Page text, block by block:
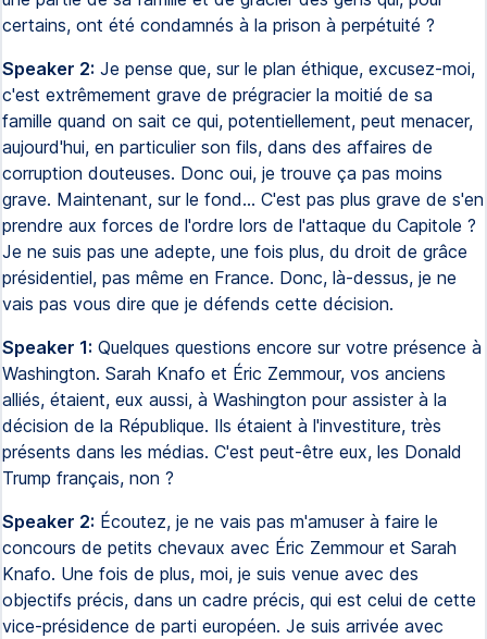
certains, ont été condamnés à la prison à perpétuité ?
Speaker 2: Je pense que, sur le plan éthique, excusez-moi,
c'est extrêmement grave de prégracier la moitié de sa
famille quand on sait ce qui, potentiellement, peut menacer,
aujourd'hui, en particulier son fils, dans des affaires de
corruption douteuses. Donc oui, je trouve ça pas moins
grave. Maintenant, sur le fond... C'est pas plus grave de s'en
prendre aux forces de l'ordre lors de l'attaque du Capitole ?
Je ne suis pas une adepte, une fois plus, du droit de grâce
présidentiel, pas même en France. Donc, là-dessus, je ne
vais pas vous dire que je défends cette décision.
Speaker 1: Quelques questions encore sur votre présence à
Washington. Sarah Knafo et Éric Zemmour, vos anciens
alliés, étaient, eux aussi, à Washington pour assister à la
décision de la République. Ils étaient à l'investiture, très
présents dans les médias. C'est peut-être eux, les Donald
Trump français, non ?
Speaker 2: Écoutez, je ne vais pas m'amuser à faire le
concours de petits chevaux avec Éric Zemmour et Sarah
Knafo. Une fois de plus, moi, je suis venue avec des
objectifs précis, dans un cadre précis, qui est celui de cette
vice-présidence de parti européen. Je suis arrivée avec